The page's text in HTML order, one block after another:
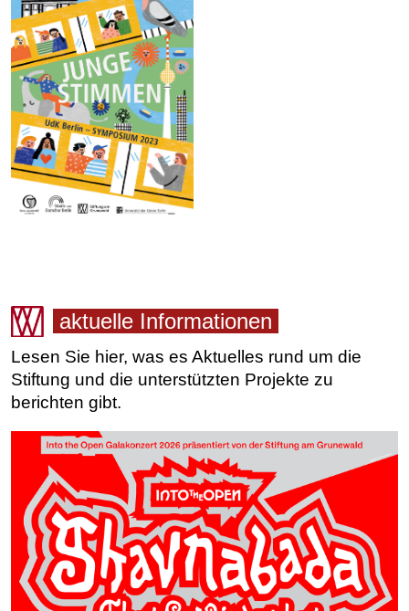
aktuelle Informationen
Lesen Sie hier, was es Aktuelles rund um die
Stiftung und die unterstützten Projekte zu
berichten gibt.